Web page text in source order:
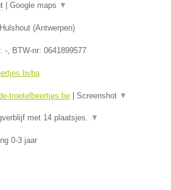
Google maps ▼
Hulshout (Antwerpen)
-, BTW-nr: 0641899577
bvba
troetelbeertjes.be Screenshot ▼
met 14 plaatsjes. ▼
0-3 jaar